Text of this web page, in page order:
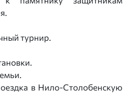
турнир.
в Нило-Столобенскую